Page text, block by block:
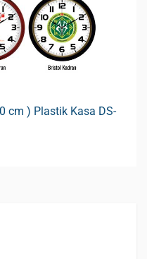
cm ) Plastik Kasa DS-